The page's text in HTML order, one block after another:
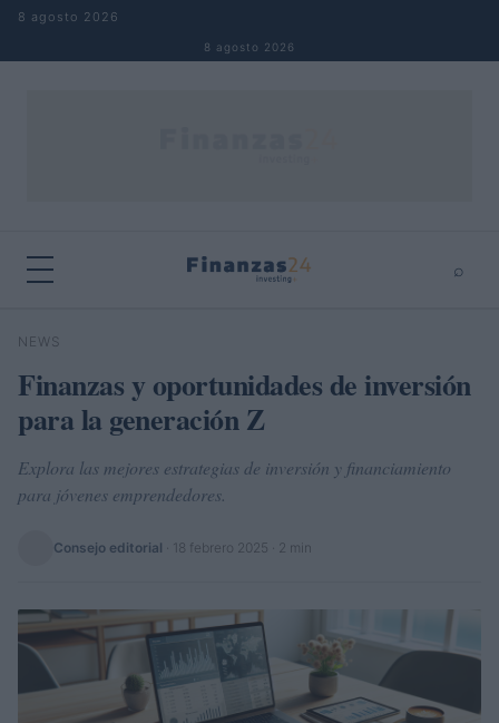
Saltar al contenido
8 agosto 2026
8 agosto 2026
⌕
Buscar
NEWS
Finanzas y oportunidades de inversión
para la generación Z
Explora las mejores estrategias de inversión y financiamiento
para jóvenes emprendedores.
Consejo editorial 18 febrero 2025 · 2 min